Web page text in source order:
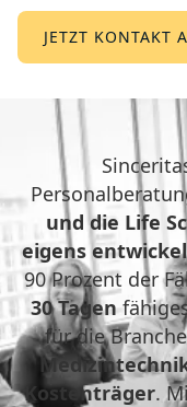
JETZT KONTAKT
und die Life
eigens
90 Prozent der
30 Tagen
für die
Kostenträger.